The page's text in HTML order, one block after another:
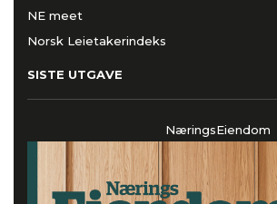
NE meet
Norsk Leietakerindeks
SISTE UTGAVE
NæringsEiendom